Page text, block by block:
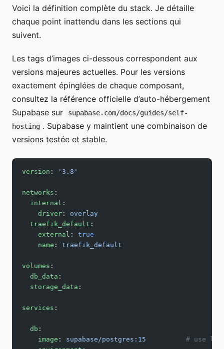
Voici la définition complète du stack. Je détaille
chaque point inattendu dans les sections qui
suivent.
Les tags d’images ci-dessous correspondent aux
versions majeures actuelles. Pour les versions
exactement épinglées de chaque composant,
consultez la référence officielle d’auto-hébergement
Supabase sur
supabase.com/docs/guides/self-
hosting . Supabase y maintient une combinaison de
versions testée et stable.
version : '3.8'
networks :
  internal
:
    driver
: overlay
  traefik_default
:
    external
: true
    name
: traefik_default
volumes :
  db_data
:
  storage_data
:
services :
  db
:
    image
: supabase/postgres:15
# use